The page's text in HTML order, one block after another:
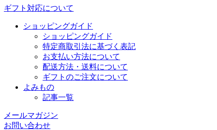
ギフト対応について
ショッピングガイド
ショッピングガイド
特定商取引法に基づく表記
お支払い方法について
配送方法・送料について
ギフトのご注文について
よみもの
記事一覧
メールマガジン
お問い合わせ